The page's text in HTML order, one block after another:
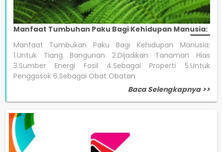
Manfaat Tumbuhan Paku Bagi Kehidupan Manusia:
Manfaat Tumbukan Paku Bagi Kehidupan Manusia:
1.Untuk Tiang Bangunan 2.Dijadikan Tanaman Hias
3.Sumber Energi Fosil 4.Sebagai Properti 5.Untuk
Penggosok 6.Sebagai Obat Obatan
Baca Selengkapnya >>